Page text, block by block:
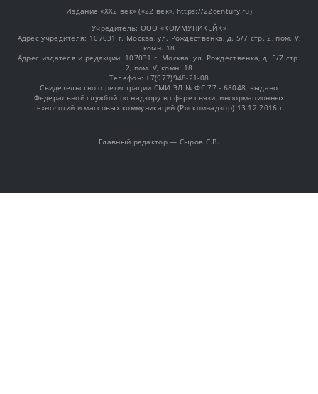
Издание «XX2 век» («22 век», https://22century.ru)
Учредитель: OOO «КОММУНИКЕЙК»
Адрес учредителя: 107031 г. Москва, ул. Рождественка, д. 5/7 стр. 2, пом. V,
комн. 18
Адрес издателя и редакции: 107031 г. Москва, ул. Рождественка, д. 5/7 стр.
2, пом. V, комн. 18
Телефон: +7(977)948-21-08
Свидетельство о регистрации СМИ ЭЛ № ФС 77 - 68048, выдано
Федеральной службой по надзору в сфере связи, информационных
технологий и массовых коммуникаций (Роскомнадзор) 13.12.2016 г.
Главный редактор — Сыров С.В.